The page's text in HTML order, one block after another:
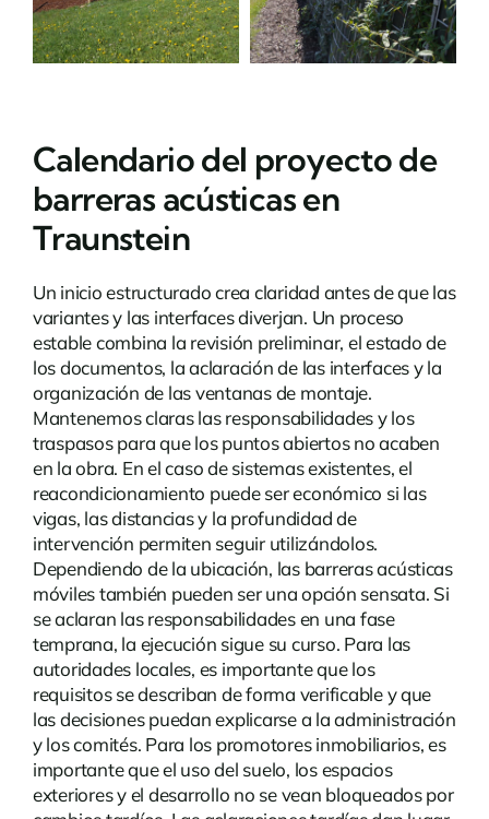
Calendario del proyecto de
barreras acústicas en
Traunstein
Un inicio estructurado crea claridad antes de que las
variantes y las interfaces diverjan. Un proceso
estable combina la revisión preliminar, el estado de
los documentos, la aclaración de las interfaces y la
organización de las ventanas de montaje.
Mantenemos claras las responsabilidades y los
traspasos para que los puntos abiertos no acaben
en la obra. En el caso de sistemas existentes, el
reacondicionamiento puede ser económico si las
vigas, las distancias y la profundidad de
intervención permiten seguir utilizándolos.
Dependiendo de la ubicación, las barreras acústicas
móvilestambién pueden ser una opción sensata. Si
se aclaran las responsabilidades en una fase
temprana, la ejecución sigue su curso. Para las
autoridades locales, es importante que los
requisitos se describan de forma verificable y que
las decisiones puedan explicarse a la administración
y los comités. Para los promotores inmobiliarios, es
importante que el uso del suelo, los espacios
exteriores y el desarrollo no se vean bloqueados por